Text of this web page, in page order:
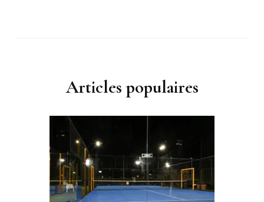
Articles populaires